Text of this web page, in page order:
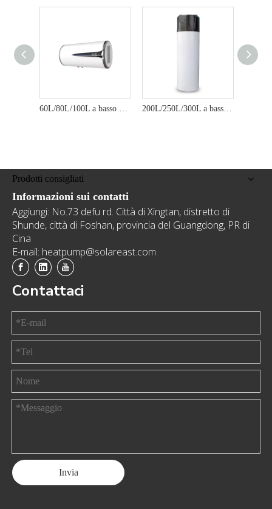
60L/80L/100L a basso rumore R134A ECHRISCHILE EFFICIMENTE EFFICIENTE MONTRI A MONTRI A MONTRI A MONTRI A MONTO DOMEST 200L/250L/300L a basso rumore R290 ecologico ecologico efficiente dello scaldacqua per la pompa di calore domestica - Serie YT
Prodotti consigliati
Informazioni sui contatti
Aggiungi: No.73 defu rd. Città di Xingtan, distretto di
Shunde, città di Foshan, provincia del Guangdong, PR di
Cina
E-mail: heatpump@solareast.com
Contattaci
Invia